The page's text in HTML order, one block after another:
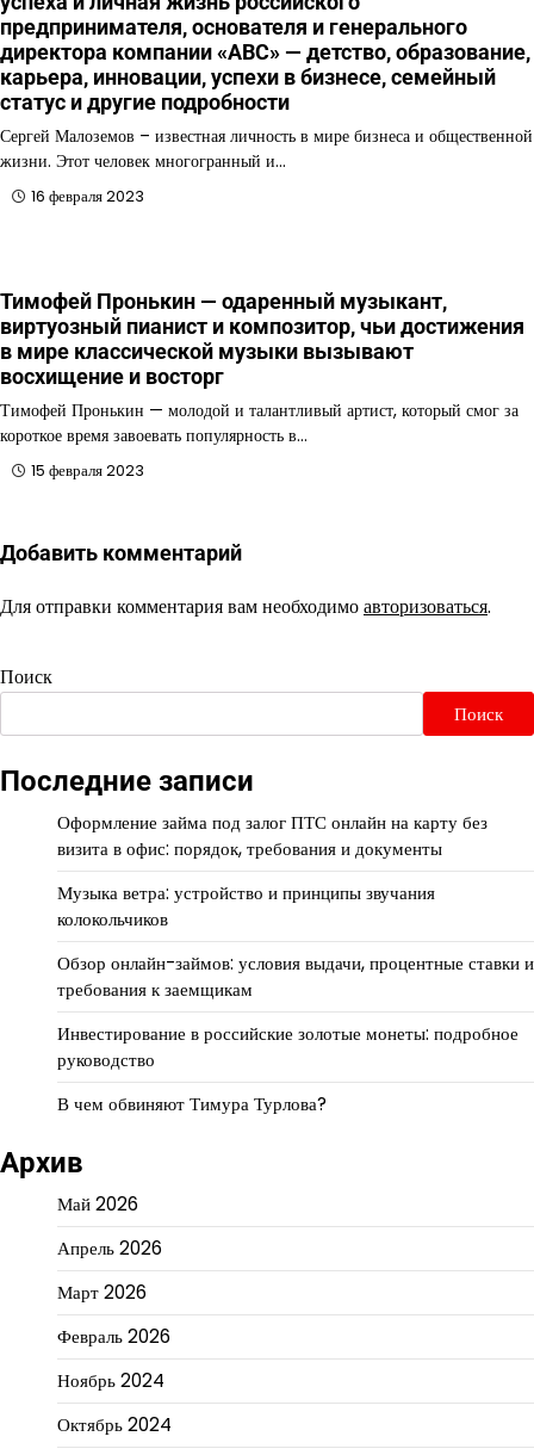
предпринимателя, основателя и генерального
директора компании «ABC» — детство, образование,
карьера, инновации, успехи в бизнесе, семейный
статус и другие подробности
Сергей Малоземов – известная личность в мире бизнеса и общественной
жизни. Этот человек многогранный и…
16 февраля 2023
Тимофей Пронькин — одаренный музыкант,
виртуозный пианист и композитор, чьи достижения
в мире классической музыки вызывают
восхищение и восторг
Тимофей Пронькин — молодой и талантливый артист, который смог за
короткое время завоевать популярность в…
15 февраля 2023
Добавить комментарий
Для отправки комментария вам необходимоавторизоваться.
Поиск
Поиск
Последние записи
Оформление займа под залог ПТС онлайн на карту без
визита в офис: порядок, требования и документы
Музыка ветра: устройство и принципы звучания
колокольчиков
Обзор онлайн-займов: условия выдачи, процентные ставки и
требования к заемщикам
Инвестирование в российские золотые монеты: подробное
руководство
В чем обвиняют Тимура Турлова?
Архив
Май 2026
Апрель 2026
Март 2026
Февраль 2026
Ноябрь 2024
Октябрь 2024